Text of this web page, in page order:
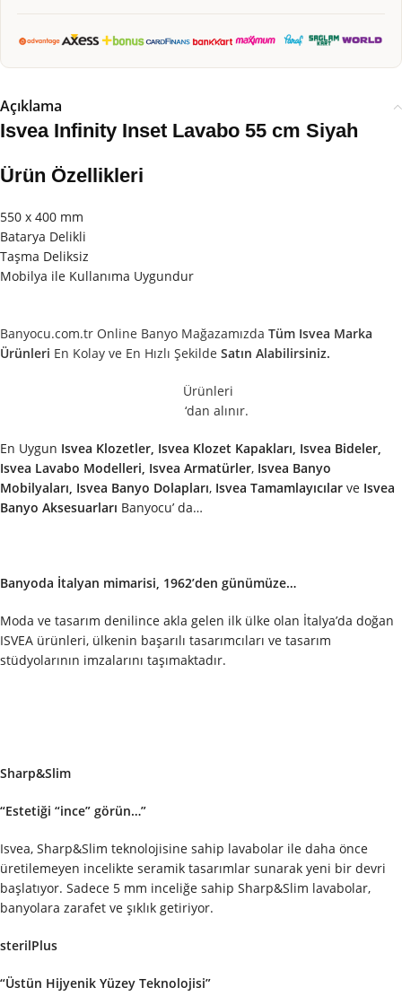
Açıklama
Isvea Infinity Inset Lavabo 55 cm Siyah
Ürün Özellikleri
550 x 400 mm
Batarya Delikli
Taşma Deliksiz
Mobilya ile Kullanıma Uygundur
Banyocu.com.tr Online Banyo Mağazamızda Tüm Isvea Marka
Ürünleri En Kolay ve En Hızlı Şekilde Satın Alabilirsiniz.
Ürünleri
‘dan alınır.
En Uygun Isvea Klozetler, Isvea Klozet Kapakları, Isvea Bideler,
Isvea Lavabo Modelleri, Isvea Armatürler, Isvea Banyo
Mobilyaları, Isvea Banyo Dolapları, Isvea Tamamlayıcılar ve Isvea
Banyo Aksesuarları Banyocu’ da…
Banyoda İtalyan mimarisi, 1962’den günümüze…
Moda ve tasarım denilince akla gelen ilk ülke olan İtalya’da doğan
ISVEA ürünleri, ülkenin başarılı tasarımcıları ve tasarım
stüdyolarının imzalarını taşımaktadır.
Sharp&Slim
“Estetiği “ince” görün…”
Isvea, Sharp&Slim teknolojisine sahip lavabolar ile daha önce
üretilemeyen incelikte seramik tasarımlar sunarak yeni bir devri
başlatıyor. Sadece 5 mm inceliğe sahip Sharp&Slim lavabolar,
banyolara zarafet ve şıklık getiriyor.
sterilPlus
“Üstün Hijyenik Yüzey Teknolojisi”